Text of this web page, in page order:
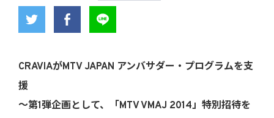
CRAVIAがMTV JAPAN アンバサダー・プログラムを支
援
～第1弾企画として、「MTV VMAJ 2014」特別招待を